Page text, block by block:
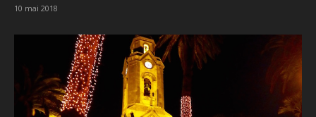
10 mai 2018